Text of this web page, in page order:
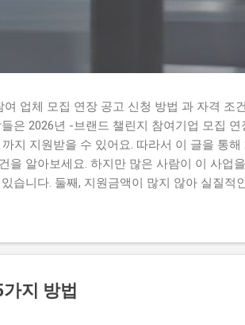
업체 모집 연장 공고 신청 방법 과 자격 조
은 2026년 -브랜드 챌린지 참여기업 모집
지 지원받을 수 있어요. 따라서 이 글을 통
을 알아보세요. 하지만 많은 사람이 이 사업
습니다. 둘째, 지원금액이 많지 않아 실질적
세히 설명하겠습니다. 따라서 이 글을 읽고
을 받으세요. 📋 목차 이 사업, 정말 받을 수
년 -브랜드 챌린지 참여기업 모집 연장
지 방법